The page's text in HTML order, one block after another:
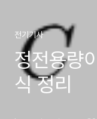
전기기사
정전용량
식 정리